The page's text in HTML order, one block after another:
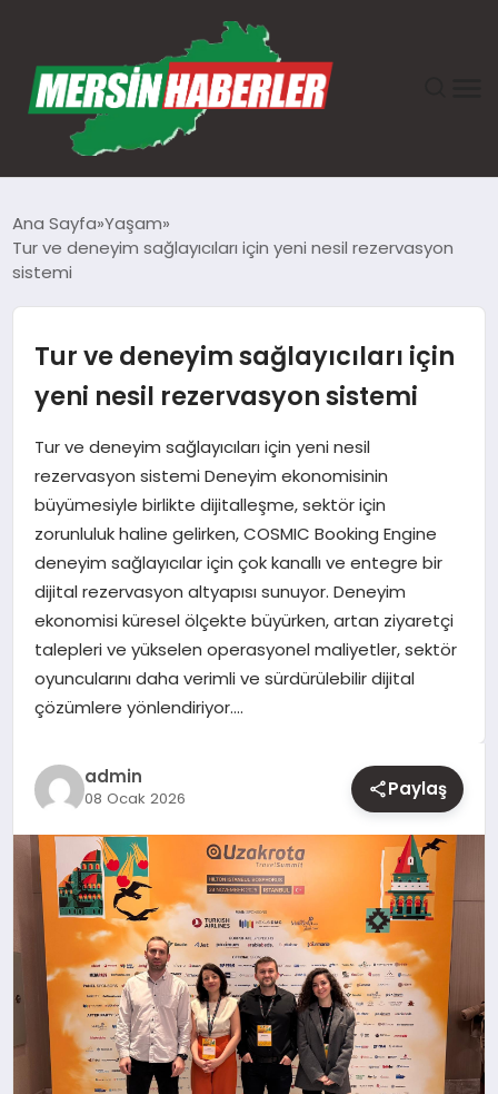
GÜNDEM
TEKNOLOJI
SPOR
YAŞAM
EĞITIM
Ana Sayfa Yaşam
Tur ve deneyim sağlayıcıları için yeni nesil rezervasyon
sistemi
Tur ve deneyim sağlayıcıları için
yeni nesil rezervasyon sistemi
Tur ve deneyim sağlayıcıları için yeni nesil
rezervasyon sistemi Deneyim ekonomisinin
büyümesiyle birlikte dijitalleşme, sektör için
zorunluluk haline gelirken, COSMIC Booking Engine
deneyim sağlayıcılar için çok kanallı ve entegre bir
dijital rezervasyon altyapısı sunuyor. Deneyim
ekonomisi küresel ölçekte büyürken, artan ziyaretçi
talepleri ve yükselen operasyonel maliyetler, sektör
oyuncularını daha verimli ve sürdürülebilir dijital
çözümlere yönlendiriyor….
admin
08 Ocak 2026 Paylaş